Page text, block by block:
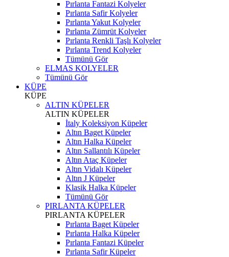
Pırlanta Fantazi Kolyeler
Pırlanta Safir Kolyeler
Pırlanta Yakut Kolyeler
Pırlanta Zümrüt Kolyeler
Pırlanta Renkli Taşlı Kolyeler
Pırlanta Trend Kolyeler
Tümünü Gör
ELMAS KOLYELER
Tümünü Gör
KÜPE
KÜPE
ALTIN KÜPELER
ALTIN KÜPELER
İtaly Koleksiyon Küpeler
Altın Baget Küpeler
Altın Halka Küpeler
Altın Sallantılı Küpeler
Altın Ataç Küpeler
Altın Vidalı Küpeler
Altın J Küpeler
Klasik Halka Küpeler
Tümünü Gör
PIRLANTA KÜPELER
PIRLANTA KÜPELER
Pırlanta Baget Küpeler
Pırlanta Halka Küpeler
Pırlanta Fantazi Küpeler
Pırlanta Safir Küpeler